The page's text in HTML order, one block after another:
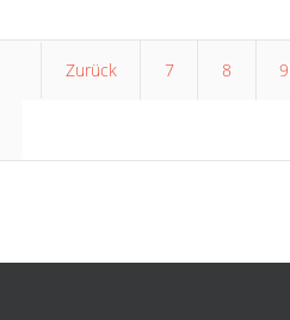
Zurück 7 8 9